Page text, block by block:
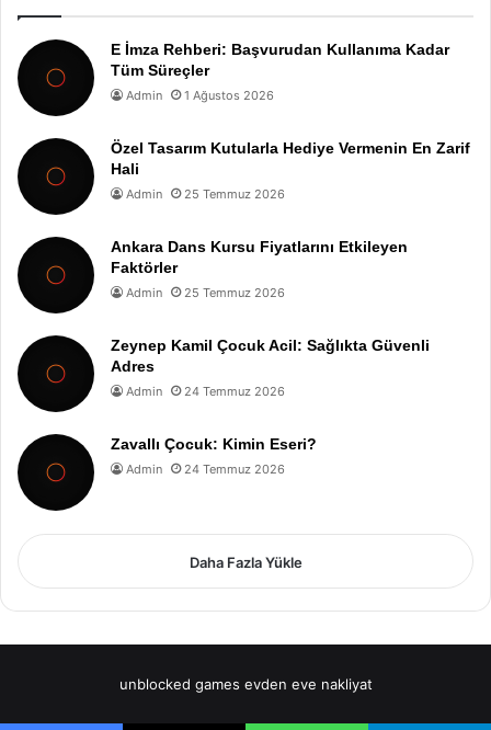
E İmza Rehberi: Başvurudan Kullanıma Kadar
Tüm Süreçler
Admin 1 Ağustos 2026
Özel Tasarım Kutularla Hediye Vermenin En Zarif
Hali
Admin 25 Temmuz 2026
Ankara Dans Kursu Fiyatlarını Etkileyen
Faktörler
Admin 25 Temmuz 2026
Zeynep Kamil Çocuk Acil: Sağlıkta Güvenli
Adres
Admin 24 Temmuz 2026
Zavallı Çocuk: Kimin Eseri?
Admin 24 Temmuz 2026
Daha Fazla Yükle
unblocked games evden eve nakliyat